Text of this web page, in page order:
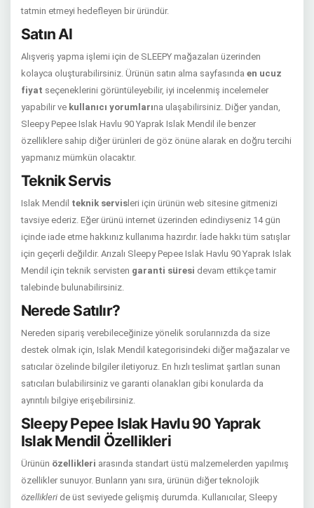
tatmin etmeyi hedefleyen bir üründür.
Satın Al
Alışveriş yapma işlemi için de SLEEPY mağazaları üzerinden
kolayca oluşturabilirsiniz. Ürünün satın alma sayfasında en ucuz
fiyat seçeneklerini görüntüleyebilir, iyi incelenmiş incelemeler
yapabilir ve kullanıcı yorumlarına ulaşabilirsiniz. Diğer yandan,
Sleepy Pepee Islak Havlu 90 Yaprak Islak Mendil ile benzer
özelliklere sahip diğer ürünleri de göz önüne alarak en doğru tercihi
yapmanız mümkün olacaktır.
Teknik Servis
Islak Mendil teknik servis leri için ürünün web sitesine gitmenizi
tavsiye ederiz. Eğer ürünü internet üzerinden edindiyseniz 14 gün
içinde iade etme hakkınız kullanıma hazırdır. İade hakkı tüm satışlar
için geçerli değildir. Arızalı Sleepy Pepee Islak Havlu 90 Yaprak Islak
Mendil için teknik servisten garanti süresi devam ettikçe tamir
talebinde bulunabilirsiniz.
Nerede Satılır?
Nereden sipariş verebileceğinize yönelik sorularınızda da size
destek olmak için, Islak Mendil kategorisindeki diğer mağazalar ve
satıcılar özelinde bilgiler iletiyoruz. En hızlı teslimat şartları sunan
satıcıları bulabilirsiniz ve garanti olanakları gibi konularda da
ayrıntılı bilgiye erişebilirsiniz.
Sleepy Pepee Islak Havlu 90 Yaprak
Islak Mendil Özellikleri
Ürünün özellikleri arasında standart üstü malzemelerden yapılmış
özellikler sunuyor. Bunların yanı sıra, ürünün diğer teknolojik
özellikleri de üst seviyede gelişmiş durumda. Kullanıcılar, Sleepy